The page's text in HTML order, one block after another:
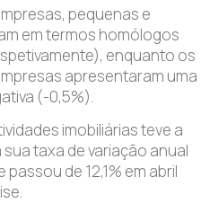
pequenas e
em termos homólogos
enquanto os
apresentaram uma
(-0,5%).
imobiliárias teve a
taxa de variação anual
de 12,1% em abril